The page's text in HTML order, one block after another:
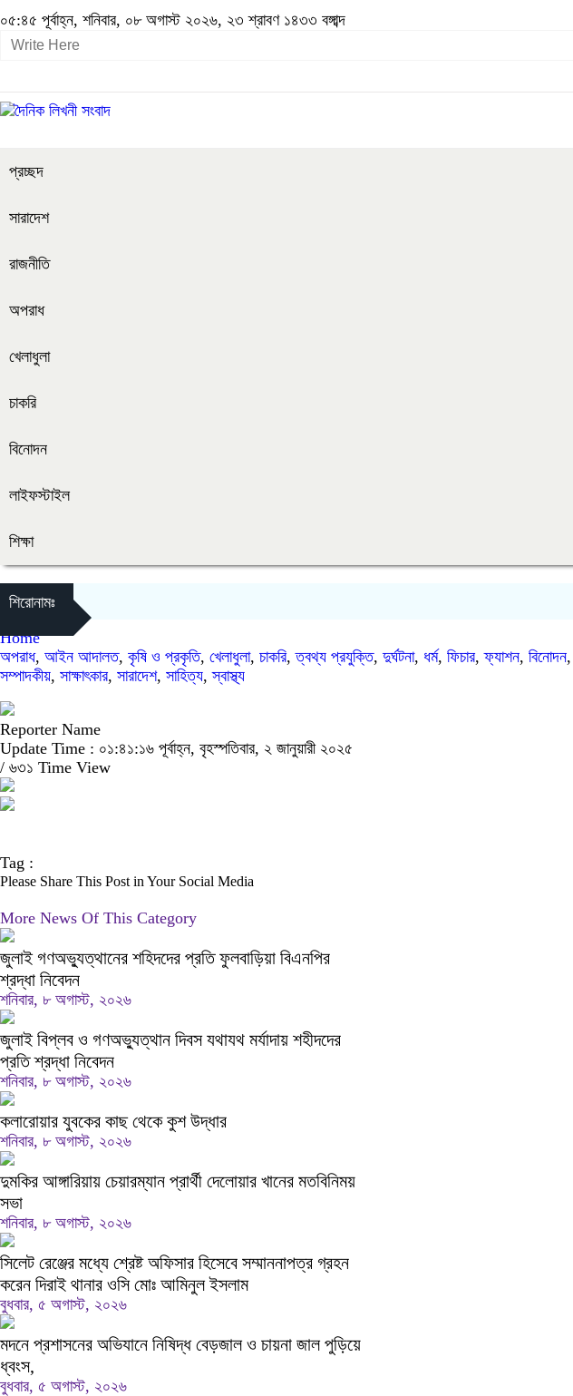
০৫:৪৫ পূর্বাহ্ন, শনিবার, ০৮ অগাস্ট ২০২৬, ২৩ শ্রাবণ ১৪৩৩ বঙ্গাব্দ
প্রচ্ছদ
সারাদেশ
রাজনীতি
অপরাধ
খেলাধুলা
চাকরি
বিনোদন
লাইফস্টাইল
শিক্ষা
শিরোনামঃ
Home
অপরাধ, আইন আদালত, কৃষি ও প্রকৃতি, খেলাধুলা, চাকরি,ত্বথ্য প্রযুক্তি, দুর্ঘটনা, ধর্ম, ফিচার,ফ্যাশন, বিনোদন,
সম্পাদকীয়, সাক্ষাৎকার, সারাদেশ, সাহিত্য,স্বাস্থ্য
Reporter Name
Update Time : ০১:৪১:১৬ পূর্বাহ্ন, বৃহস্পতিবার, ২ জানুয়ারী ২০২৫
/ ৬৩১ Time View
Tag :
Please Share This Post in Your Social Media
More News Of This Category
জুলাই গণঅভ্যুত্থানের শহিদদের প্রতি ফুলবাড়িয়া বিএনপির
শ্রদ্ধা নিবেদন
শনিবার, ৮ অগাস্ট, ২০২৬
জুলাই বিপ্লব ও গণঅভ্যুত্থান দিবস যথাযথ মর্যাদায় শহীদদের
প্রতি শ্রদ্ধা নিবেদন
শনিবার, ৮ অগাস্ট, ২০২৬
কলারোয়ার যুবকের কাছ থেকে কুশ উদ্ধার
শনিবার, ৮ অগাস্ট, ২০২৬
দুমকির আঙ্গারিয়ায় চেয়ারম্যান প্রার্থী দেলোয়ার খানের মতবিনিময়
সভা
শনিবার, ৮ অগাস্ট, ২০২৬
সিলেট রেঞ্জের মধ্যে শ্রেষ্ট অফিসার হিসেবে সম্মাননাপত্র গ্রহন
করেন দিরাই থানার ওসি মোঃ আমিনুল ইসলাম
বুধবার, ৫ অগাস্ট, ২০২৬
মদনে প্রশাসনের অভিযানে নিষিদ্ধ বেড়জাল ও চায়না জাল পুড়িয়ে
ধ্বংস,
বুধবার, ৫ অগাস্ট, ২০২৬